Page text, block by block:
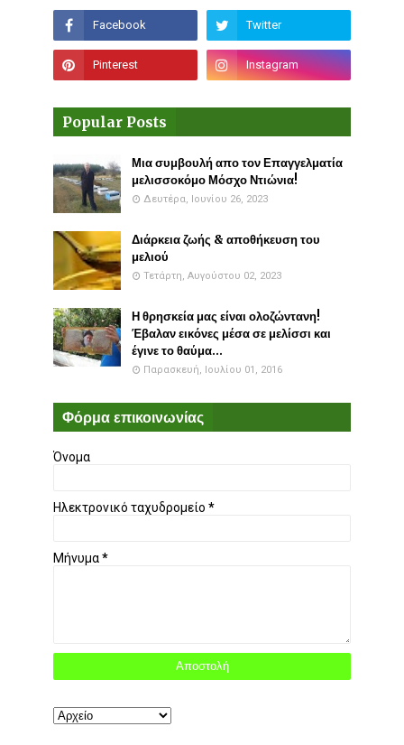
Popular Posts
Μια συμβουλή απο τον Επαγγελματία
μελισσοκόμο Μόσχο Ντιώνια!
Δευτέρα, Ιουνίου 26, 2023
Διάρκεια ζωής & αποθήκευση του
μελιού
Τετάρτη, Αυγούστου 02, 2023
Η θρησκεία μας είναι ολοζώντανη!
Έβαλαν εικόνες μέσα σε μελίσσι και
έγινε το θαύμα...
Παρασκευή, Ιουλίου 01, 2016
Φόρμα επικοινωνίας
Όνομα
Ηλεκτρονικό ταχυδρομείο *
Μήνυμα*